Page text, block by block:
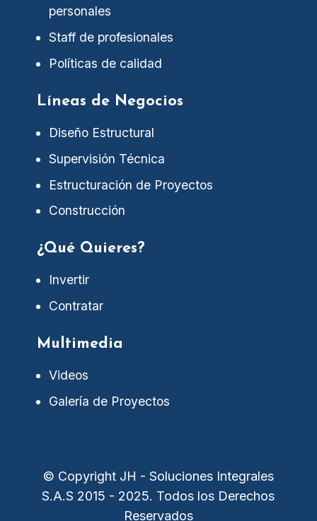
personales
Staff de profesionales
Políticas de calidad
Líneas de Negocios
Diseño Estructural
Supervisión Técnica
Estructuración de Proyectos
Construcción
¿Qué Quieres?
Invertir
Contratar
Multimedia
Videos
Galería de Proyectos
© Copyright JH - Soluciones Integrales
S.A.S 2015 - 2025. Todos los Derechos
Reservados